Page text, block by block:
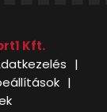
Kft.